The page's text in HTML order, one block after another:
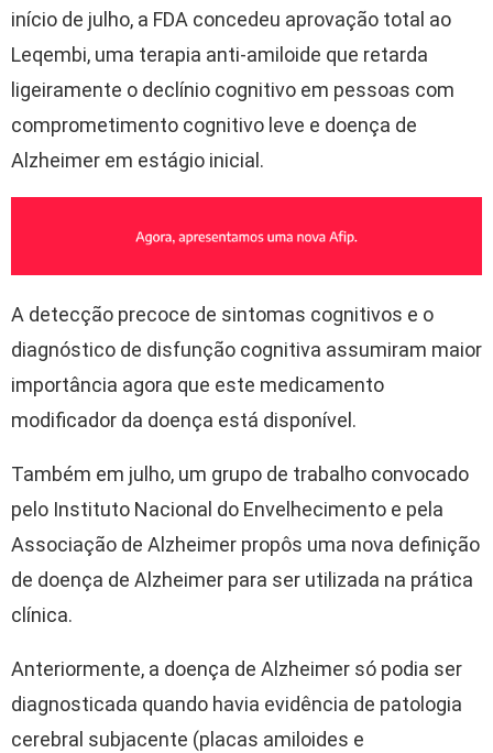
início de julho, a FDA concedeu aprovação total ao
Leqembi, uma terapia anti-amiloide que retarda
ligeiramente o declínio cognitivo em pessoas com
comprometimento cognitivo leve e doença de
Alzheimer em estágio inicial.
A detecção precoce de sintomas cognitivos e o
diagnóstico de disfunção cognitiva assumiram maior
importância agora que este medicamento
modificador da doença está disponível.
Também em julho, um grupo de trabalho convocado
pelo Instituto Nacional do Envelhecimento e pela
Associação de Alzheimer propôs uma nova definição
de doença de Alzheimer para ser utilizada na prática
clínica.
Anteriormente, a doença de Alzheimer só podia ser
diagnosticada quando havia evidência de patologia
cerebral subjacente (placas amiloides e